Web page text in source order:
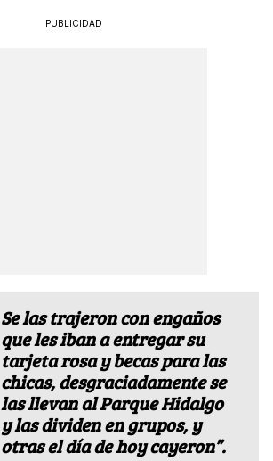
PUBLICIDAD
Se las trajeron con engaños
que les iban a entregar su
tarjeta rosa y becas para las
chicas, desgraciadamente se
las llevan al Parque Hidalgo
y las dividen en grupos, y
otras el día de hoy cayeron”.